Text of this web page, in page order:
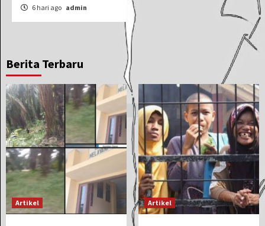
6 hari ago admin
Berita Terbaru
Artikel Artikel